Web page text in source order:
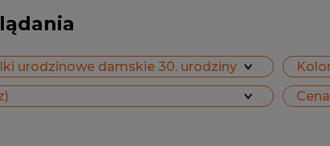
urodzinowe damskie 30. urodziny